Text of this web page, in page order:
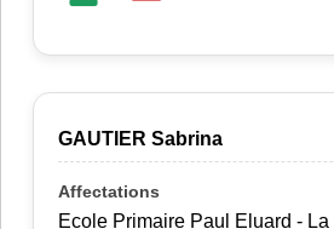
GAUTIER Sabrina
Ecole Primaire Paul Eluard -